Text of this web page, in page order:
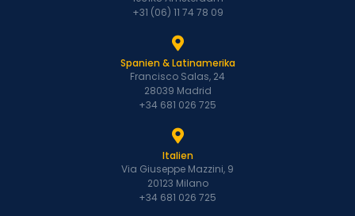
+31 (06) 11 74 78 09
Spanien & Latinamerika
Francisco Salas, 24
28039 Madrid
+34 681 026 725
Italien
Via Giuseppe Mazzini, 9
20123 Milano
+34 681 026 725